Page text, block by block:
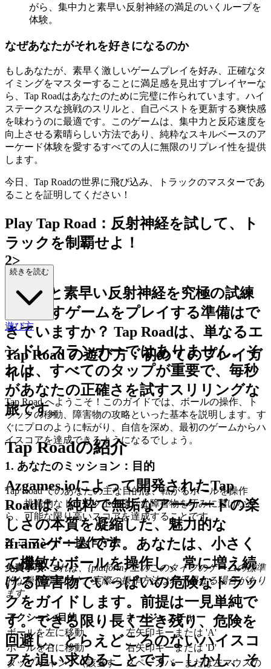
がら、集中力と素早い反射神経の満足のいくループを
体験。
なぜあなたがそれを好きになるのか
もしあなたが、素早く激しいゲームプレイを好み、正確なタ
イミングをマスターすることに満足感を見出すプレイヤーな
ら、Tap Roadはあなたのために完璧に作られています。ハイ
ステークスな挑戦のスリルと、自己ベストを更新する爽快感
を味わうのに最適です。このゲームは、集中力と反応速度を
向上させる素晴らしい方法であり、純粋なスキルベースのア
ーケード体験を愛するすべての人に無限のリプレイ性を提供
します。
今日、Tap Roadの世界に飛び込み、トラックのマスターであ
ることを証明してください！
Play Tap Road：反射神経を試して、ト
ラックを制覇せよ！
2>
集中力と素早い反射神経を究極の試練
にさらすゲームをプレイする準備はで
きていますか？ Tap Roadは、単なるエ
ンドレスランナーではありません。そ
れは、すべてのタップが重要で、毎秒
があなたの正確さを試すスリリングな
旅です。
Tap Roadの紹介
Azgames.ioによって開発されたTap
Roadは、純粋で無垢なアーケードの楽
しさの本質を凝縮した、魅力的な
iframeゲームです。あなたは、小さく
て機敏なボールを操作し、常に増え続
ける障害物でいっぱいの危険なトラッ
クをガイドします。前提は一見単純で
す。できる限り長く生き残り、危険を
回避し、とらえどころのないハイスコ
アを追い求めることです。しかし、そ
続きを読む
遊び方
Tap Road の遊び方：初めてのプレイガ
イド
Tap Road へようこそ！このガイドでは、ボールの操作、ト
ラックの移動、障害物の攻略といった基本を説明します。す
ぐにプロのように転がり、自信を深め、最初のゲームからハ
イスコアを達成できるようになるでしょう。
1. あなたのミッション：目的
Tap Road でのあなたの主な目的は、転がるボールを操作
し、挑戦的なトラック上の様々な障害物を巧みに避けなが
ら、可能な限り高いスコアを達成することです。
2. コマンド：操作方法
免責事項: これは、{platform} 上のこのタイプのゲームの標準
的な操作方法です。実際の操作方法は若干異なる場合があり
ます。
アクション/目的
キー/ジェスチャー
ボールを左に移動
左矢印キーまたは 'A'
ボールを右に移動
右矢印キーまたは 'D'
タップ/ジャンプ（該当す
スペースバーまたは左マウスの